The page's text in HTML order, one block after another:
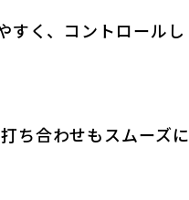
すく、コントロールし
ち合わせもスムーズに